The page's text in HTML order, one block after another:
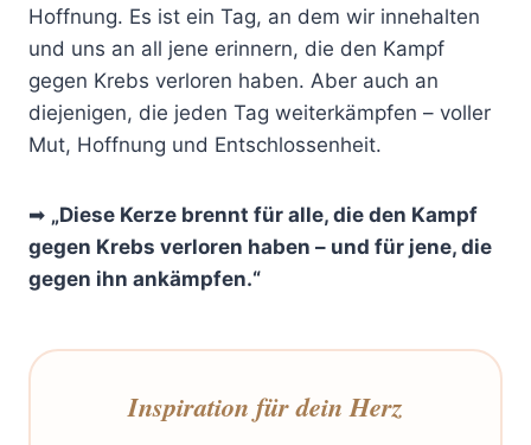
Hoffnung. Es ist ein Tag, an dem wir innehalten
und uns an all jene erinnern, die den Kampf
gegen Krebs verloren haben. Aber auch an
diejenigen, die jeden Tag weiterkämpfen – voller
Mut, Hoffnung und Entschlossenheit.
➡ „Diese Kerze brennt für alle, die den Kampf
gegen Krebs verloren haben – und für jene, die
gegen ihn ankämpfen.“
Inspiration für dein Herz